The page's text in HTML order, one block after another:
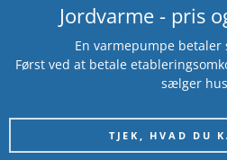
Jordvarme - pris
En varmepumpe betaler
Først ved at betale
sælger
TJEK, HVAD DU